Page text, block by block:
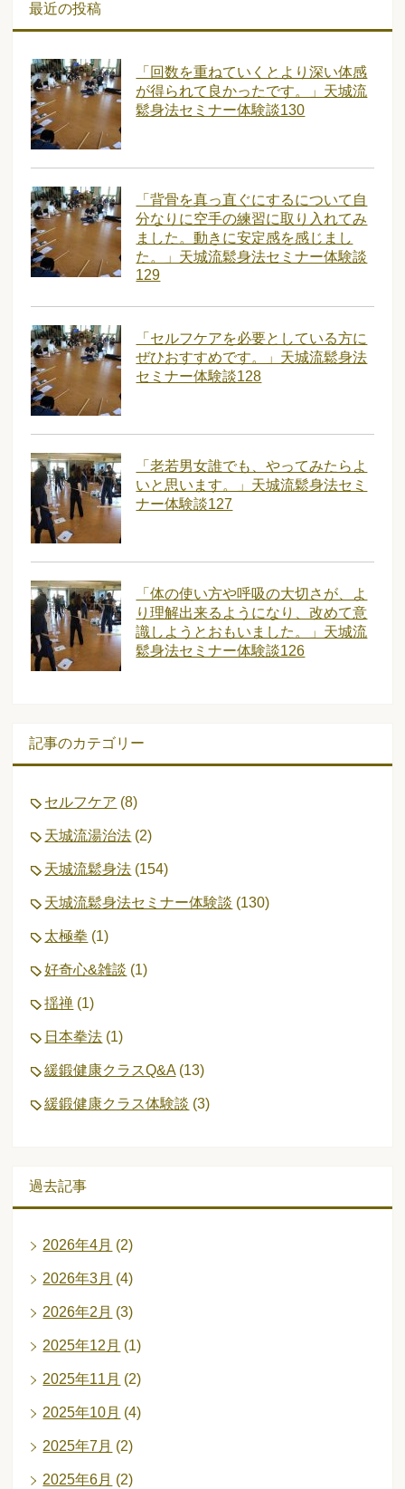
最近の投稿
「回数を重ねていくとより深い体感
が得られて良かったです。」天城流
鬆身法セミナー体験談130
「背骨を真っ直ぐにするについて自
分なりに空手の練習に取り入れてみ
ました。動きに安定感を感じまし
た。」天城流鬆身法セミナー体験談
129
「セルフケアを必要としている方に
ぜひおすすめです。」天城流鬆身法
セミナー体験談128
「老若男女誰でも、やってみたらよ
いと思います。」天城流鬆身法セミ
ナー体験談127
「体の使い方や呼吸の大切さが、よ
り理解出来るようになり、改めて意
識しようとおもいました。」天城流
鬆身法セミナー体験談126
記事のカテゴリー
セルフケア (8)
天城流湯治法 (2)
天城流鬆身法 (154)
天城流鬆身法セミナー体験談 (130)
太極拳 (1)
好奇心&雑談 (1)
揺禅 (1)
日本拳法 (1)
緩鍛健康クラスQ&A(13)
緩鍛健康クラス体験談 (3)
過去記事
2026年4月 (2)
2026年3月 (4)
2026年2月 (3)
2025年12月 (1)
2025年11月 (2)
2025年10月 (4)
2025年7月 (2)
2025年6月 (2)